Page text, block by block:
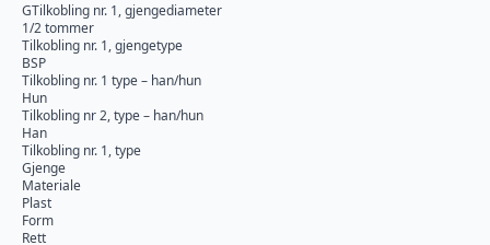
GTilkobling nr. 1, gjengediameter
1/2 tommer
Tilkobling nr. 1, gjengetype
BSP
Tilkobling nr. 1 type – han/hun
Hun
Tilkobling nr 2, type – han/hun
Han
Tilkobling nr. 1, type
Gjenge
Materiale
Plast
Form
Rett